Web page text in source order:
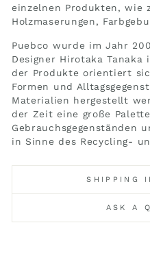
einzelnen Produkten, wie
Holzmaserungen,
Puebco wurde im Jahr
Designer Hirotaka Tanaka
der Produkte orientiert
Formen und
Materialien hergestellt
der Zeit eine große
Gebrauchsgegenständen
in Sinne des Recycling-
SHIPPING
ASK A